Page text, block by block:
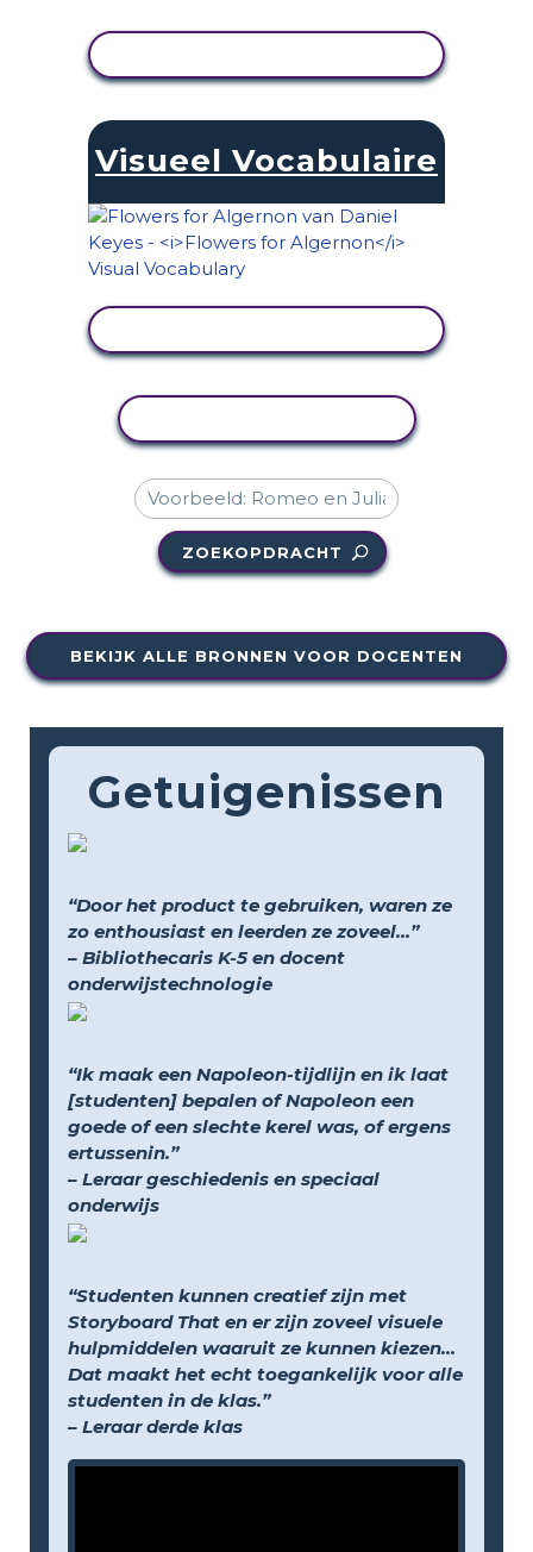
Visueel Vocabulaire
ZOEKOPDRACHT
BEKIJK ALLE BRONNEN VOOR DOCENTEN
Getuigenissen
“Door het product te gebruiken, waren ze
zo enthousiast en leerden ze zoveel...”
– Bibliothecaris K-5 en docent
onderwijstechnologie
“Ik maak een Napoleon-tijdlijn en ik laat
[studenten] bepalen of Napoleon een
goede of een slechte kerel was, of ergens
ertussenin.”
– Leraar geschiedenis en speciaal
onderwijs
“Studenten kunnen creatief zijn met
Storyboard That en er zijn zoveel visuele
hulpmiddelen waaruit ze kunnen kiezen...
Dat maakt het echt toegankelijk voor alle
studenten in de klas.”
– Leraar derde klas